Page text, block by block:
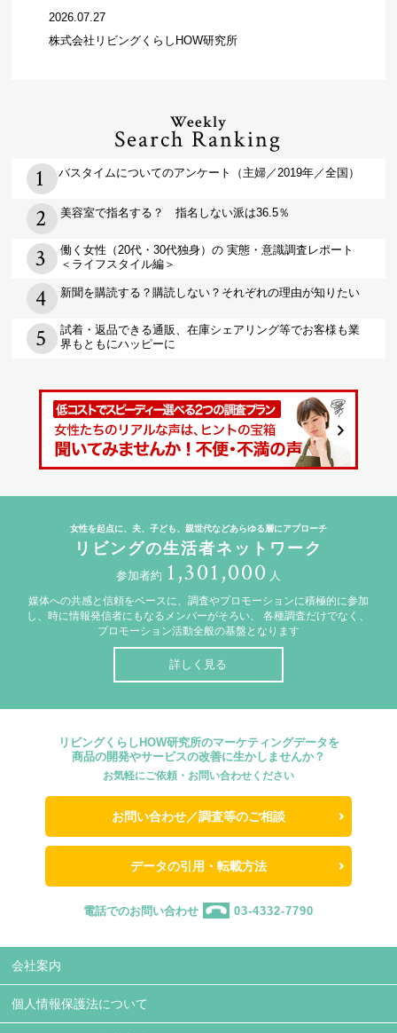
2026.07.27
株式会社リビングくらしHOW研究所
Weekly
Search Ranking
バスタイムについてのアンケート（主婦／2019年／全国）
美容室で指名する？ 指名しない派は36.5％
働く女性（20代・30代独身）の 実態・意識調査レポート
＜ライフスタイル編＞
新聞を購読する？購読しない？それぞれの理由が知りたい
試着・返品できる通販、在庫シェアリング等でお客様も業
界もともにハッピーに
女性を起点に、夫、子ども、親世代などあらゆる層にアプローチ
リビングの生活者ネットワーク
参加者約 1,301,000 人
媒体への共感と信頼をベースに、調査やプロモーションに積極的に参加
し、時に情報発信者にもなるメンバーがそろい、
各種調査だけでなく、
プロモーション活動全般の基盤となります
詳しく見る
リビングくらしHOW研究所のマーケティングデータを
商品の開発やサービスの改善に生かしませんか？
お気軽にご依頼・お問い合わせください
お問い合わせ／調査等のご相談
データの引用・転載方法
電話でのお問い合わせ 03-4332-7790
会社案内
個人情報保護法について